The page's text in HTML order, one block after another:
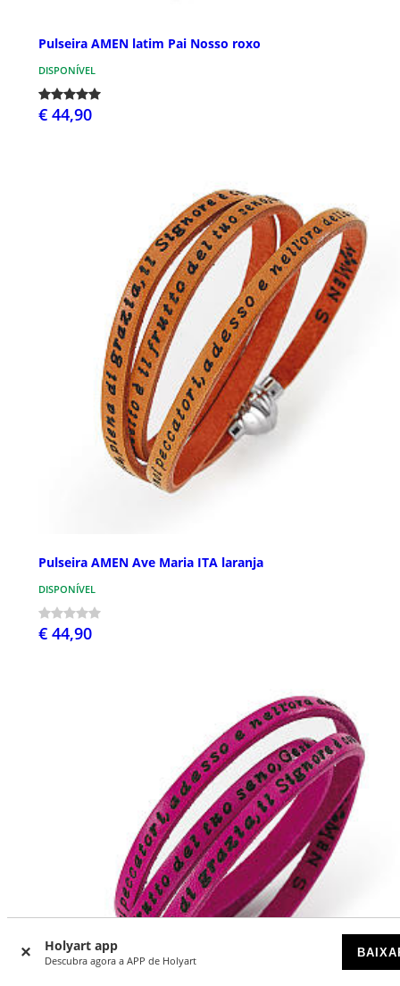
Holyart app
Descubra agora a APP de Holyart
Pulseira AMEN latim Pai Nosso roxo
DISPONÍVEL
€ 44,90
Pulseira AMEN Ave Maria ITA laranja
DISPONÍVEL
€ 44,90